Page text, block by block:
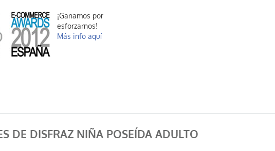
¡Ganamos por
esforzarnos!
Más info aquí
DE DISFRAZ NIÑA POSEÍDA ADULTO